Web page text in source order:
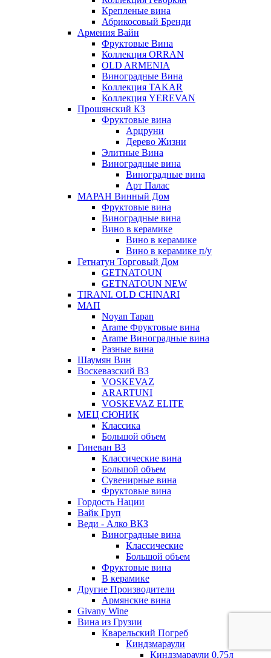
Крепленые вина
Абрикосовый Бренди
Армения Вайн
Фруктовые Вина
Коллекция ORRAN
OLD ARMENIA
Виноградные Вина
Коллекция TAKAR
Коллекция YEREVAN
Прошянский КЗ
Фруктовые вина
Арцруни
Дерево Жизни
Элитные Вина
Виноградные вина
Виноградные вина
Арт Палас
МАРАН Винный Дом
Фруктовые вина
Виноградные вина
Вино в керамике
Вино в керамике
Вино в керамике п/у
Гетнатун Торговый Дом
GETNATOUN
GETNATOUN NEW
TIRANI. OLD CHINARI
МАП
Noyan Tapan
Arame Фруктовые вина
Arame Виноградные вина
Разные вина
Шаумян Вин
Воскевазский ВЗ
VOSKEVAZ
ARARTUNI
VOSKEVAZ ELITE
МЕЦ СЮНИК
Классика
Большой объем
Гиневан ВЗ
Классические вина
Большой объем
Сувенирные вина
Фруктовые вина
Гордость Нации
Вайк Груп
Веди - Алко ВКЗ
Виноградные вина
Классические
Большой объем
Фруктовые вина
В керамике
Другие Производители
Армянские вина
Givany Wine
Вина из Грузии
Кварельский Погреб
Киндзмараули
Киндзмараули 0,75л